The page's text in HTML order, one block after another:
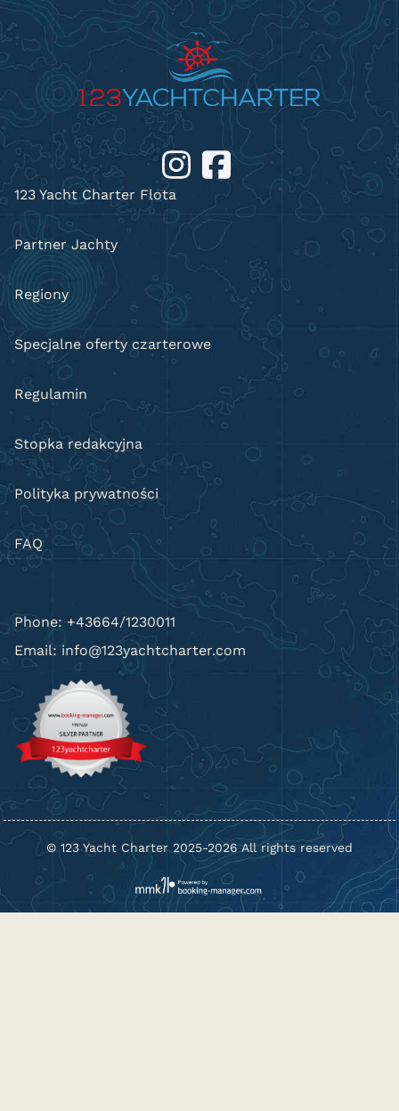
123 Yacht Charter Flota
Partner Jachty
Regiony
Specjalne oferty czarterowe
Regulamin
Stopka redakcyjna
Polityka prywatności
FAQ
Phone: +43664/1230011
Email: info@123yachtcharter.com
© 123 Yacht Charter 2025-2026 All rights reserved